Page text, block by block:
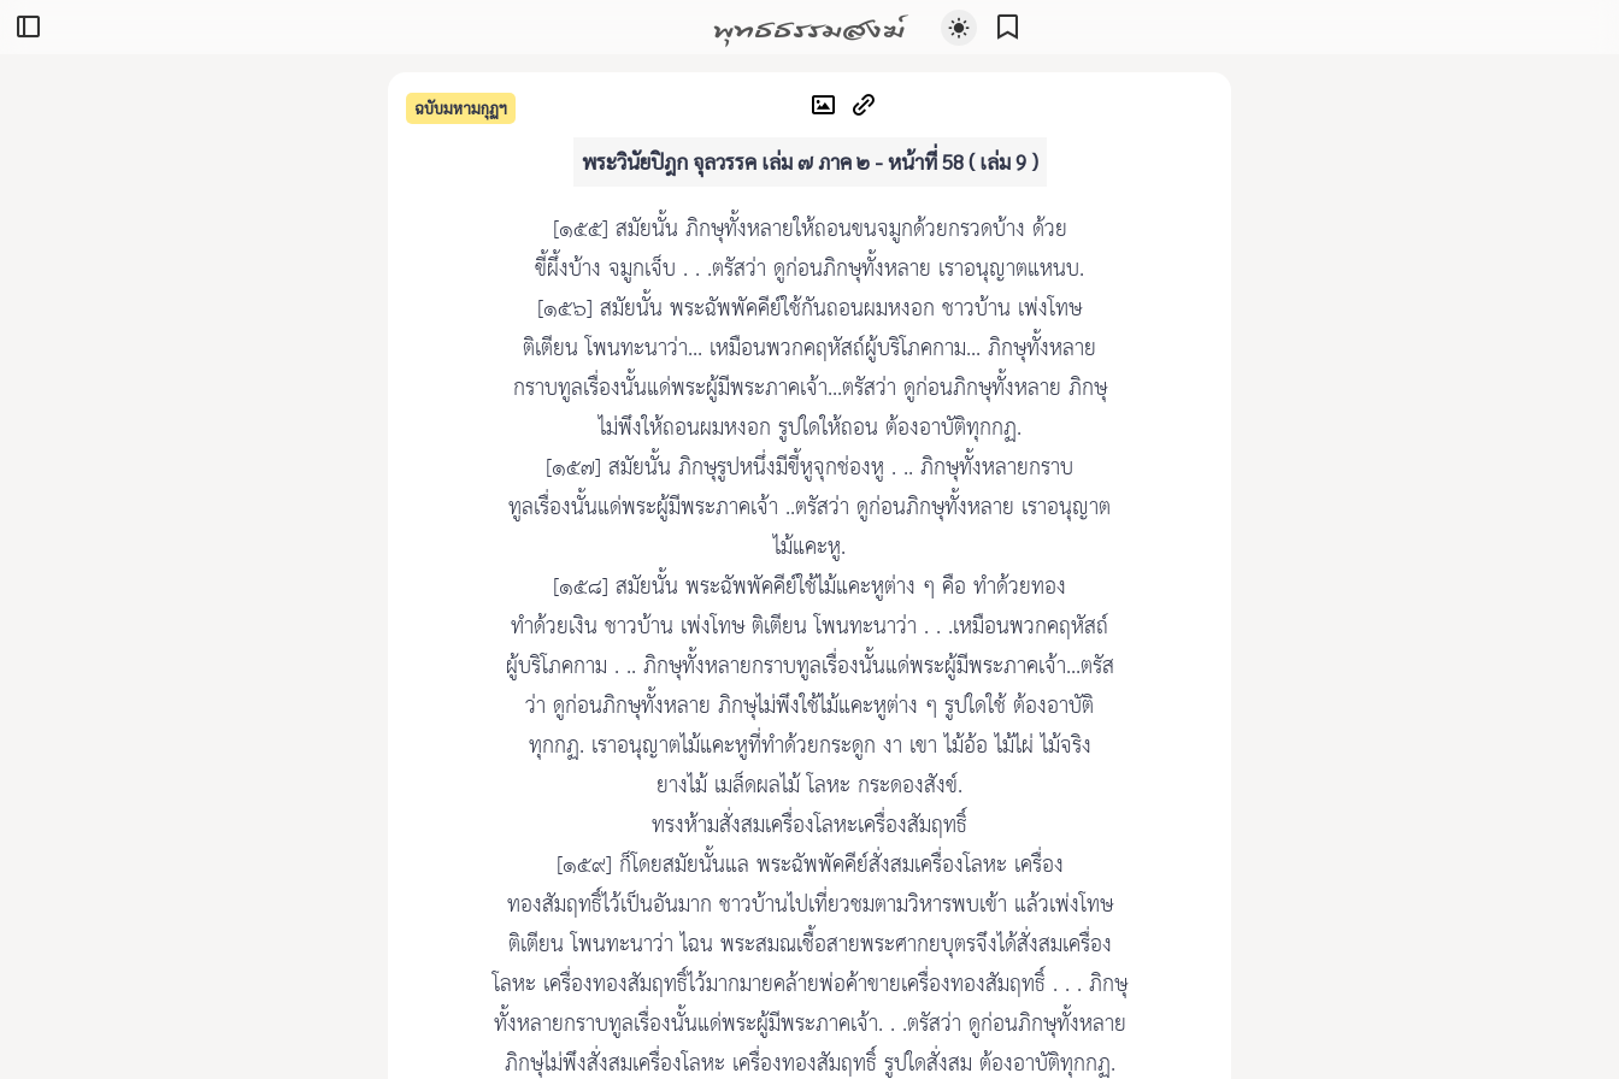
พุทธธรรมสงฆ์
ฉบับมหามกุฏฯ
พระวินัยปิฎก จุลวรรค เล่ม ๗ ภาค ๒ - หน้าที่ 58 ( เล่ม 9 )
[๑๕๕] สมัยนั้น ภิกษุทั้งหลายให้ถอนขนจมูกด้วยกรวดบ้าง ด้วย
ขี้ผึ้งบ้าง จมูกเจ็บ . . .ตรัสว่า ดูก่อนภิกษุทั้งหลาย เราอนุญาตแหนบ.
[๑๕๖] สมัยนั้น พระฉัพพัคคีย์ใช้กันถอนผมหงอก ชาวบ้าน เพ่งโทษ
ติเตียน โพนทะนาว่า... เหมือนพวกคฤหัสถ์ผู้บริโภคกาม... ภิกษุทั้งหลาย
กราบทูลเรื่องนั้นแด่พระผู้มีพระภาคเจ้า...ตรัสว่า ดูก่อนภิกษุทั้งหลาย ภิกษุ
ไม่พึงให้ถอนผมหงอก รูปใดให้ถอน ต้องอาบัติทุกกฏ.
[๑๕๗] สมัยนั้น ภิกษุรูปหนึ่งมีขี้หูจุกช่องหู . .. ภิกษุทั้งหลายกราบ
ทูลเรื่องนั้นแด่พระผู้มีพระภาคเจ้า ..ตรัสว่า ดูก่อนภิกษุทั้งหลาย เราอนุญาต
ไม้แคะหู.
[๑๕๘] สมัยนั้น พระฉัพพัคคีย์ใช้ไม้แคะหูต่าง ๆ คือ ทำด้วยทอง
ทำด้วยเงิน ชาวบ้าน เพ่งโทษ ติเตียน โพนทะนาว่า . . .เหมือนพวกคฤหัสถ์
ผู้บริโภคกาม . .. ภิกษุทั้งหลายกราบทูลเรื่องนั้นแด่พระผู้มีพระภาคเจ้า...ตรัส
ว่า ดูก่อนภิกษุทั้งหลาย ภิกษุไม่พึงใช้ไม้แคะหูต่าง ๆ รูปใดใช้ ต้องอาบัติ
ทุกกฏ. เราอนุญาตไม้แคะหูที่ทำด้วยกระดูก งา เขา ไม้อ้อ ไม้ไผ่ ไม้จริง
ยางไม้ เมล็ดผลไม้ โลหะ กระดองสังข์.
ทรงห้ามสั่งสมเครื่องโลหะเครื่องสัมฤทธิ์
[๑๕๙] ก็โดยสมัยนั้นแล พระฉัพพัคคีย์สั่งสมเครื่องโลหะ เครื่อง
ทองสัมฤทธิ์ไว้เป็นอันมาก ชาวบ้านไปเที่ยวชมตามวิหารพบเข้า แล้วเพ่งโทษ
ติเตียน โพนทะนาว่า ไฉน พระสมณเชื้อสายพระศากยบุตรจึงได้สั่งสมเครื่อง
โลหะ เครื่องทองสัมฤทธิ์ไว้มากมายคล้ายพ่อค้าขายเครื่องทองสัมฤทธิ์ . . . ภิกษุ
ทั้งหลายกราบทูลเรื่องนั้นแด่พระผู้มีพระภาคเจ้า. . .ตรัสว่า ดูก่อนภิกษุทั้งหลาย
ภิกษุไม่พึงสั่งสมเครื่องโลหะ เครื่องทองสัมฤทธิ์ รูปใดสั่งสม ต้องอาบัติทุกกฏ.